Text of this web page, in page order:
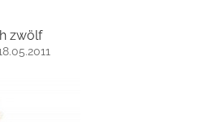
zwölf